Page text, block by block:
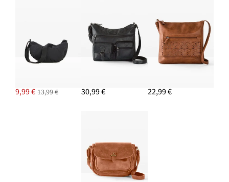
9,99 € 13,99 € 30,99 € 22,99 €